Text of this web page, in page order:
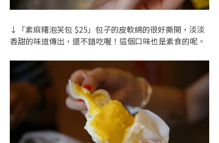
↓「素麻糬泡芙包 $25」包子的皮軟綿的很好撕開，淡淡
香甜的味道傳出，還不錯吃喔！這個口味也是素食的呢。